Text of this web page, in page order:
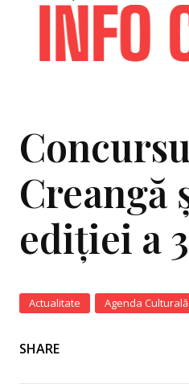
Creangă
ediției a
Actualitate Agenda Culturală
SHARE